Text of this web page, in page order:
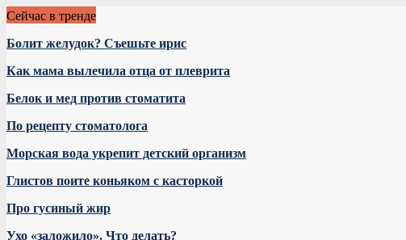
Сейчас в тренде
Болит желудок? Съешьте ирис
Как мама вылечила отца от плеврита
Белок и мед против стоматита
По рецепту стоматолога
Морская вода укрепит детский организм
Глистов поите коньяком с касторкой
Про гусиный жир
Ухо «заложило». Что делать?